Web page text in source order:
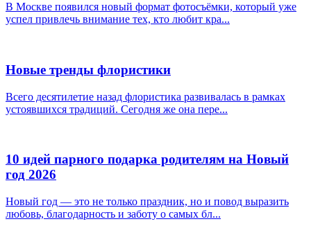
В Москве появился новый формат фотосъёмки, который уже
успел привлечь внимание тех, кто любит кра...
Новые тренды флористики
Всего десятилетие назад флористика развивалась в рамках
устоявшихся традиций. Сегодня же она пере...
10 идей парного подарка родителям на Новый
год 2026
Новый год — это не только праздник, но и повод выразить
любовь, благодарность и заботу о самых бл...